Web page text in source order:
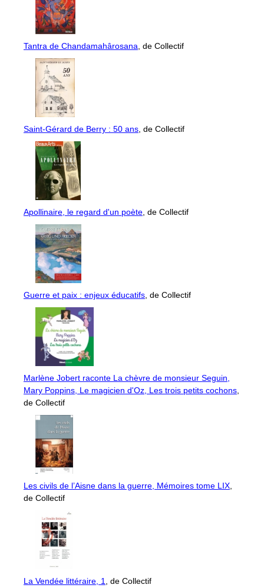
Tantra de Chandamahârosana, de Collectif
Saint-Gérard de Berry : 50 ans, de Collectif
Apollinaire, le regard d'un poète, de Collectif
Guerre et paix : enjeux éducatifs, de Collectif
Marlène Jobert raconte La chèvre de monsieur Seguin,
Mary Poppins, Le magicien d'Oz, Les trois petits cochons,
de Collectif
Les civils de l’Aisne dans la guerre, Mémoires tome LIX,
de Collectif
La Vendée littéraire, 1, de Collectif